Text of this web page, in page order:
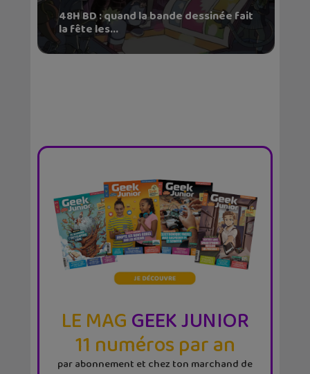
48H BD : quand la bande dessinée fait
la fête les...
LE MAGGEEK JUNIOR
11 numéros par an
par abonnement et chez ton marchand de